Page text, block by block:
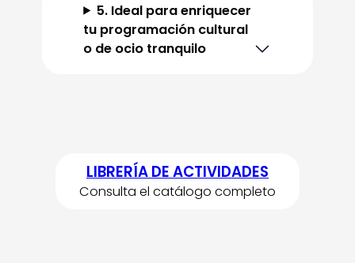
5. Ideal para enriquecer
tu programación cultural
o de ocio tranquilo
LIBRERÍA DE ACTIVIDADES
Consulta el catálogo completo